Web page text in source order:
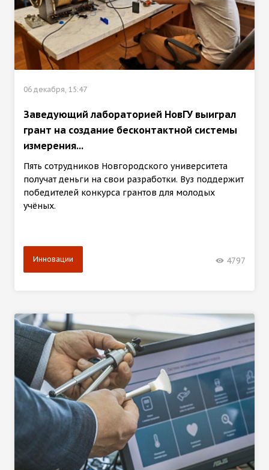
06 декабря, 15:47
Заведующий лабораторией НовГУ выиграл
грант на создание бесконтактной системы
измерения...
Пять сотрудников Новгородского университета
получат деньги на свои разработки. Вуз поддержит
победителей конкурса грантов для молодых
учёных.
Инновации 4797